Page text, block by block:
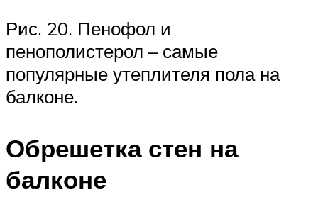
Рис. 20. Пенофол и
пенополистерол – самые
популярные утеплителя пола на
балконе.
Обрешетка стен на
балконе